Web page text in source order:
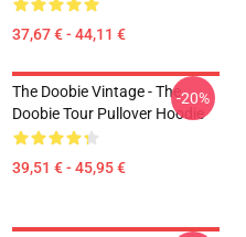
37,67 € - 44,11 €
The Doobie Vintage - The
Doobie Tour Pullover Hoodie
39,51 € - 45,95 €
-20%